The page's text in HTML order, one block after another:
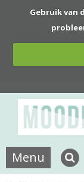
Gebruik van
Menu